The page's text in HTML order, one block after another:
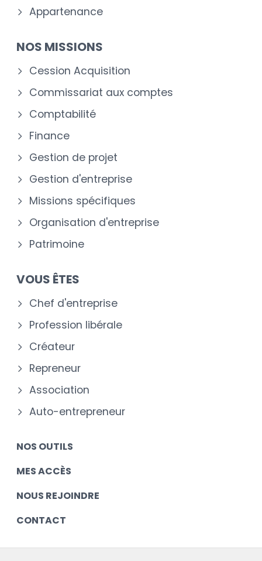
Appartenance
NOS MISSIONS
Cession Acquisition
Commissariat aux comptes
Comptabilité
Finance
Gestion de projet
Gestion d'entreprise
Missions spécifiques
Organisation d'entreprise
Patrimoine
VOUS ÊTES
Chef d'entreprise
Profession libérale
Créateur
Repreneur
Association
Auto-entrepreneur
NOS OUTILS
MES ACCÈS
NOUS REJOINDRE
CONTACT